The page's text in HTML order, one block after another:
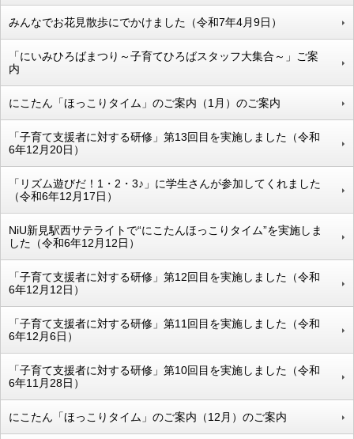
みんなでお花見散歩にでかけました（令和7年4月9日）
「にいみひろばまつり～子育てひろばスタッフ大集合～」ご案
内
にこたん「ほっこりタイム」のご案内（1月）のご案内
「子育て支援者に対する研修」第13回目を実施しました（令和
6年12月20日）
「リズム遊びだ！1・2・3♪」に学生さんが参加してくれました
（令和6年12月17日）
NiU新見駅西サテライトで“にこたんほっこりタイム”を実施しま
した（令和6年12月12日）
「子育て支援者に対する研修」第12回目を実施しました（令和
6年12月12日）
「子育て支援者に対する研修」第11回目を実施しました（令和
6年12月6日）
「子育て支援者に対する研修」第10回目を実施しました（令和
6年11月28日）
にこたん「ほっこりタイム」のご案内（12月）のご案内